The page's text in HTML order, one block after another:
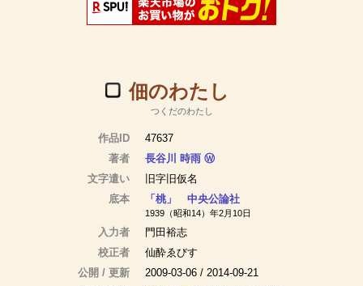
佃のわたし
つくだのわたし
作品ID
47637
著者
長谷川 時雨 Ⓦ
文字遣い
旧字旧仮名
底本
「桃」 中央公論社
1939（昭和14）年2月10日
入力者
門田裕志
校正者
仙酔ゑびす
公開 / 更新
2009-03-06 / 2014-09-21